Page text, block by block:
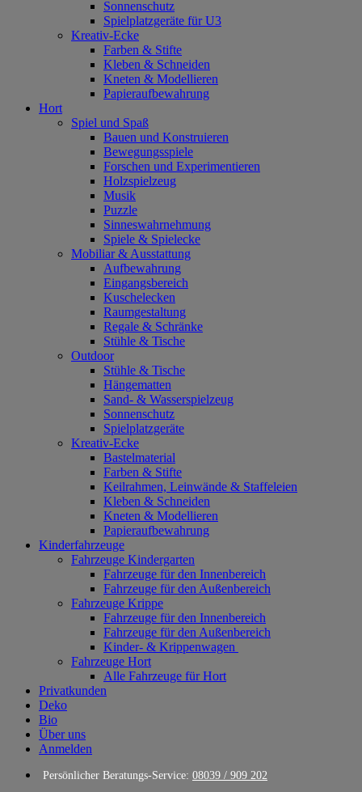
Sonnenschutz
Spielplatzgeräte für U3
Kreativ-Ecke
Farben & Stifte
Kleben & Schneiden
Kneten & Modellieren
Papieraufbewahrung
Hort
Spiel und Spaß
Bauen und Konstruieren
Bewegungsspiele
Forschen und Experimentieren
Holzspielzeug
Musik
Puzzle
Sinneswahrnehmung
Spiele & Spielecke
Mobiliar & Ausstattung
Aufbewahrung
Eingangsbereich
Kuschelecken
Raumgestaltung
Regale & Schränke
Stühle & Tische
Outdoor
Stühle & Tische
Hängematten
Sand- & Wasserspielzeug
Sonnenschutz
Spielplatzgeräte
Kreativ-Ecke
Bastelmaterial
Farben & Stifte
Keilrahmen, Leinwände & Staffeleien
Kleben & Schneiden
Kneten & Modellieren
Papieraufbewahrung
Kinderfahrzeuge
Fahrzeuge Kindergarten
Fahrzeuge für den Innenbereich
Fahrzeuge für den Außenbereich
Fahrzeuge Krippe
Fahrzeuge für den Innenbereich
Fahrzeuge für den Außenbereich
Kinder- & Krippenwagen
Fahrzeuge Hort
Alle Fahrzeuge für Hort
Privatkunden
Deko
Bio
Über uns
Anmelden
Persönlicher Beratungs-Service: 08039 / 909 202